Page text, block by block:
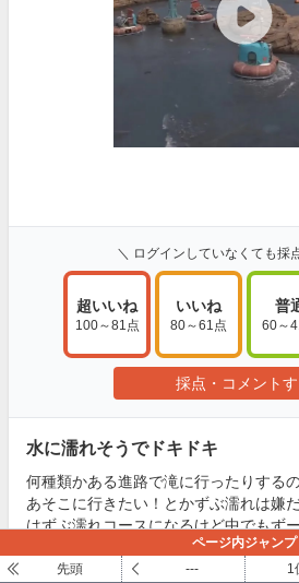
＼ ログインしていなくても採
超いいね
100～81点
いいね
80～61点
普
60～
採点・コメントす
水に濡れそうでドキドキ
何種類かある進路で滝に行ったりする
あそこに行きたい！とかずぶ濡れは嫌
はずぶ濡れコースになるけど中でもず
なくては無理な位のずぶ濡れコースも
クなのかずぶ濡れなのに笑いが止まりま
ページ内ジャンプ
先頭
--- 1